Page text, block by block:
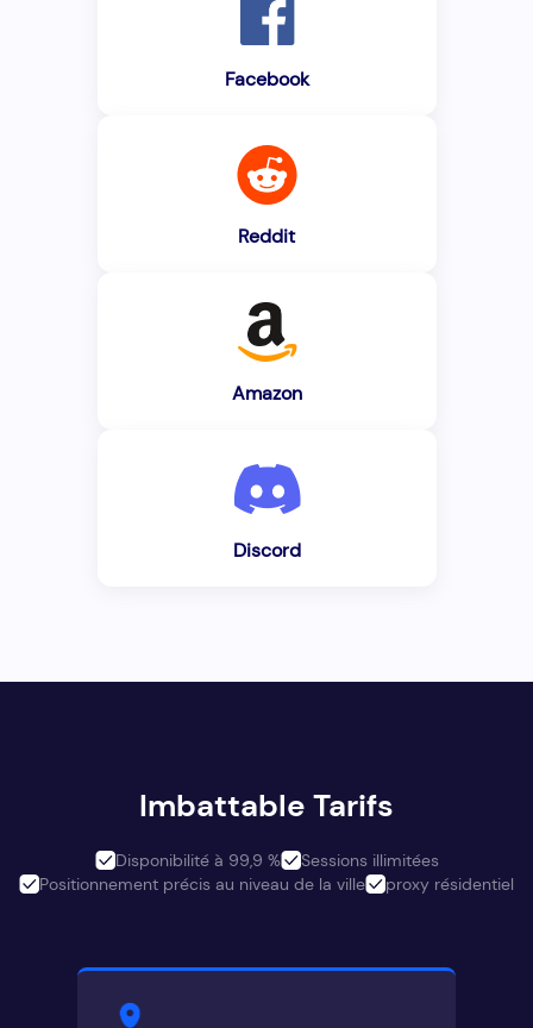
Facebook
Reddit
Amazon
Discord
Imbattable Tarifs
Disponibilité à 99,9 %
Sessions illimitées
Positionnement précis au niveau de la ville
proxy résidentiel